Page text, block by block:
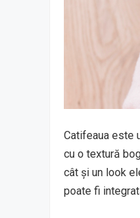
Catifeaua este
cu o textură
cât și un look
poate fi